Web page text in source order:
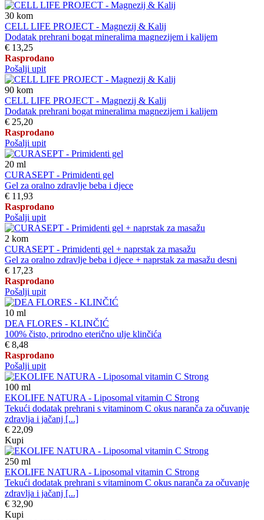
30 kom
CELL LIFE PROJECT - Magnezij & Kalij
Dodatak prehrani bogat mineralima magnezijem i kalijem
€ 13,25
Rasprodano
Pošalji upit
90 kom
CELL LIFE PROJECT - Magnezij & Kalij
Dodatak prehrani bogat mineralima magnezijem i kalijem
€ 25,20
Rasprodano
Pošalji upit
20 ml
CURASEPT - Primidenti gel
Gel za oralno zdravlje beba i djece
€ 11,93
Rasprodano
Pošalji upit
2 kom
CURASEPT - Primidenti gel + naprstak za masažu
Gel za oralno zdravlje beba i djece + naprstak za masažu desni
€ 17,23
Rasprodano
Pošalji upit
10 ml
DEA FLORES - KLINČIĆ
100% čisto, prirodno eterično ulje klinčića
€ 8,48
Rasprodano
Pošalji upit
100 ml
EKOLIFE NATURA - Liposomal vitamin C Strong
Tekući dodatak prehrani s vitaminom C okus naranča za očuvanje
zdravlja i jačanj [...]
€ 22,09
Kupi
250 ml
EKOLIFE NATURA - Liposomal vitamin C Strong
Tekući dodatak prehrani s vitaminom C okus naranča za očuvanje
zdravlja i jačanj [...]
€ 32,90
Kupi